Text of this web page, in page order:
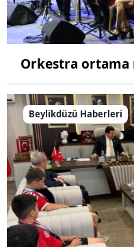
Orkestra ortama
Beylikdüzü Haberleri